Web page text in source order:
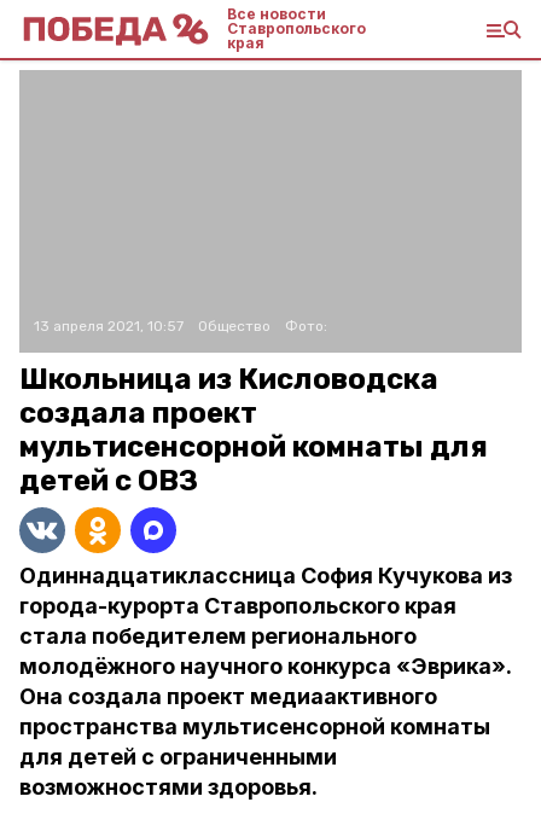
Все новости
Ставропольского
края
13 апреля 2021, 10:57 Общество Фото:
Школьница из Кисловодска
создала проект
мультисенсорной комнаты для
детей с ОВЗ
Одиннадцатиклассница София Кучукова из
города-курорта Ставропольского края
стала победителем регионального
молодёжного научного конкурса «Эврика».
Она создала проект медиаактивного
пространства мультисенсорной комнаты
для детей с ограниченными
возможностями здоровья.